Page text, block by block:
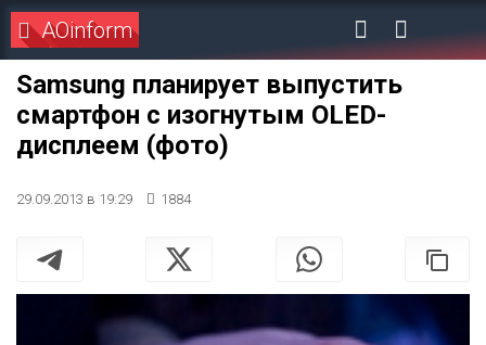
AOinform
Samsung планирует выпустить
смартфон с изогнутым OLED-
дисплеем (фото)
29.09.2013 в 19:29 1884